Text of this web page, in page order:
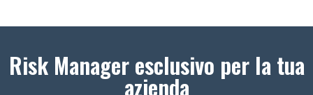
Risk Manager esclusivo per la tua
azienda